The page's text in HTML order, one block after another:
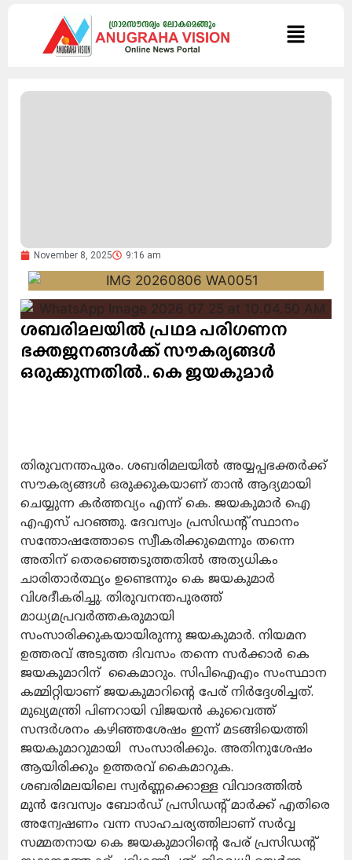
November 8, 2025 9:16 am
ശബരിമലയിൽ പ്രഥമ പരിഗണന
ഭക്തജനങ്ങൾക്ക് സൗകര്യങ്ങൾ
ഒരുക്കുന്നതിൽ.. കെ ജയകുമാർ
തിരുവനന്തപുരം. ശബരിമലയിൽ അയ്യപ്പഭക്തർക്ക്
സൗകര്യങ്ങൾ ഒരുക്കുകയാണ് താൻ ആദ്യമായി
ചെയ്യുന്ന കർത്തവ്യം എന്ന് കെ. ജയകുമാർ ഐ
എഎസ് പറഞ്ഞു. ദേവസ്വം പ്രസിഡന്റ് സ്ഥാനം
സന്തോഷത്തോടെ സ്വീകരിക്കുമെന്നും തന്നെ
അതിന് തെരഞ്ഞെടുത്തതിൽ അത്യധികം
ചാരിതാർത്ഥ്യം ഉണ്ടെന്നും കെ ജയകുമാർ
വിശദീകരിച്ചു. തിരുവനന്തപുരത്ത്
മാധ്യമപ്രവർത്തകരുമായി
സംസാരിക്കുകയായിരുന്നു ജയകുമാർ. നിയമന
ഉത്തരവ് അടുത്ത ദിവസം തന്നെ സർക്കാർ കെ
ജയകുമാറിന് കൈമാറും. സിപിഐഎം സംസ്ഥാന
കമ്മിറ്റിയാണ് ജയകുമാറിന്റെ പേര് നിർദ്ദേശിച്ചത്.
മുഖ്യമന്ത്രി പിണറായി വിജയൻ കുവൈത്ത്
സന്ദർശനം കഴിഞ്ഞശേഷം ഇന്ന് മടങ്ങിയെത്തി
ജയകുമാറുമായി സംസാരിക്കും. അതിനുശേഷം
ആയിരിക്കും ഉത്തരവ് കൈമാറുക.
ശബരിമലയിലെ സ്വർണ്ണക്കൊള്ള വിവാദത്തിൽ
മുൻ ദേവസ്വം ബോർഡ് പ്രസിഡന്റ് മാർക്ക് എതിരെ
അന്വേഷണം വന്ന സാഹചര്യത്തിലാണ് സർവ്വ
സമ്മതനായ കെ ജയകുമാറിന്റെ പേര് പ്രസിഡന്റ്